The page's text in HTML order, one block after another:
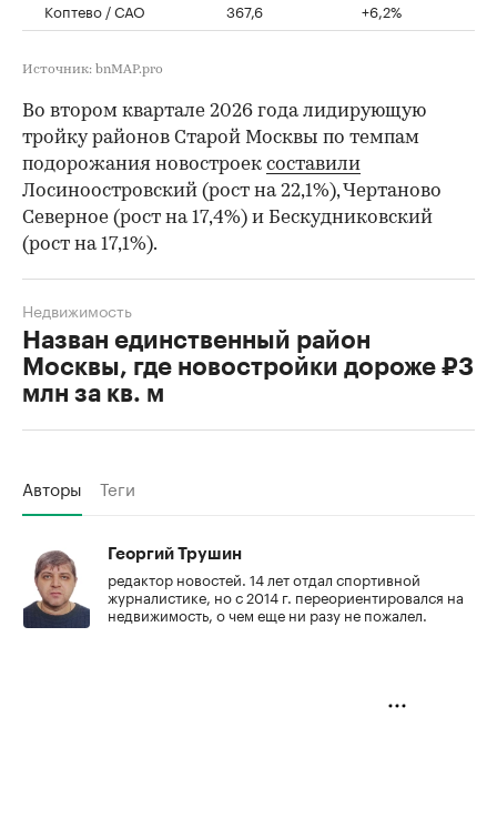
Коптево / САО
367,6 +6,2%
Источник: bnMAP.pro
Во втором квартале 2026 года лидирующую
тройку районов Старой Москвы по темпам
подорожания новостроек составили
Лосиноостровский (рост на 22,1%), Чертаново
Северное (рост на 17,4%) и Бескудниковский
(рост на 17,1%).
Назван единственный район
Москвы, где новостройки дороже ₽3
млн за кв. м
Недвижимость
Авторы Теги
Георгий Трушин
редактор новостей. 14 лет отдал спортивной
журналистике, но с 2014 г. переориентировался на
недвижимость, о чем еще ни разу не пожалел.